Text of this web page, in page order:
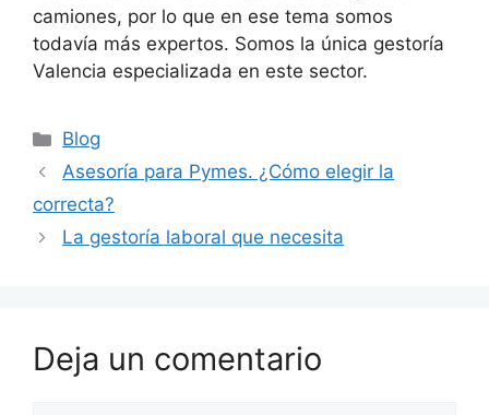
camiones, por lo que en ese tema somos
todavía más expertos. Somos la única gestoría
Valencia especializada en este sector.
Blog
Asesoría para Pymes. ¿Cómo elegir la
correcta?
La gestoría laboral que necesita
Deja un comentario